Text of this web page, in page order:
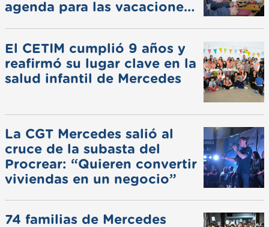
agenda para las vacaciones
El CETIM cumplió 9 años y
reafirmó su lugar clave en la
salud infantil de Mercedes
La CGT Mercedes salió al
cruce de la subasta del
Procrear: “Quieren convertir
viviendas en un negocio”
74 familias de Mercedes